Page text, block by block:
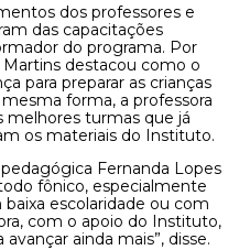
dos professores e
das capacitações
do programa. Por
Martins destacou como o
para preparar as crianças
forma, a professora
melhores turmas que já
os materiais do Instituto.
Fernanda Lopes
fônico, especialmente
escolaridade ou com
com o apoio do Instituto,
ainda mais”, disse.